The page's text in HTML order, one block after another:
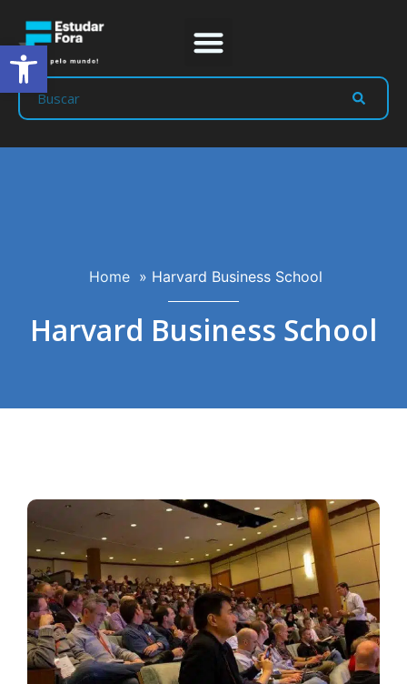
Home » Harvard Business School
Harvard Business School
Abrir a barra de ferramentas